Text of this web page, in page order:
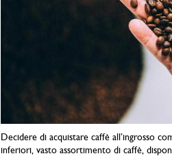
Decidere di acquistare caffè all’ingrosso
inferiori, vasto assortimento di caffè,